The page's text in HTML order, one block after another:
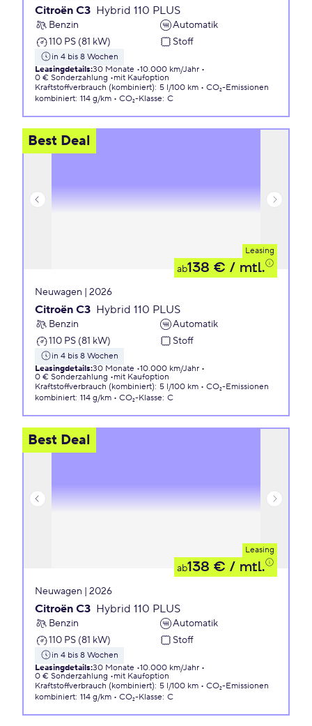
Citroën C3 Hybrid 110 PLUS
Benzin
Automatik
110 PS (81 kW)
Stoff
in 4 bis 8 Wochen
Leasingdetails:30 Monate 10.000 km/Jahr
0 € Sonderzahlung
mit Kaufoption
Kraftstoffverbrauch (kombiniert): 5 l/100 km
CO₂-Emissionen
kombiniert: 114 g/km CO₂-Klasse: C
Best Deal
Leasing
ab138 € / mtl.
Neuwagen | 2026
Citroën C3 Hybrid 110 PLUS
Benzin
Automatik
110 PS (81 kW)
Stoff
in 4 bis 8 Wochen
Leasingdetails:30 Monate 10.000 km/Jahr
0 € Sonderzahlung
mit Kaufoption
Kraftstoffverbrauch (kombiniert): 5 l/100 km
CO₂-Emissionen
kombiniert: 114 g/km CO₂-Klasse: C
Best Deal
Leasing
ab138 € / mtl.
Neuwagen | 2026
Citroën C3 Hybrid 110 PLUS
Benzin
Automatik
110 PS (81 kW)
Stoff
in 4 bis 8 Wochen
Leasingdetails:30 Monate 10.000 km/Jahr
0 € Sonderzahlung
mit Kaufoption
Kraftstoffverbrauch (kombiniert): 5 l/100 km
CO₂-Emissionen
kombiniert: 114 g/km CO₂-Klasse: C